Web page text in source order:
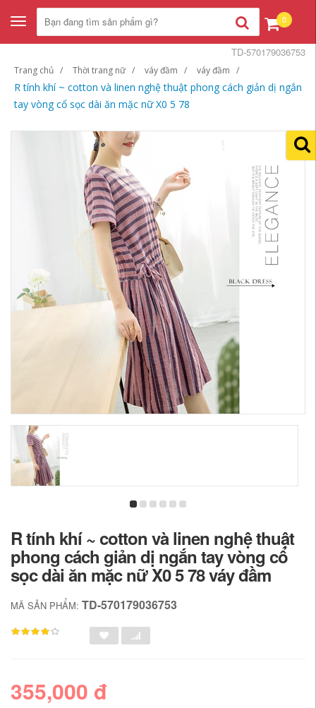
Toggle
navigation
0
Trang chủ Thời trang nữ váy đầm váy đầm
R tính khí ~ cotton và linen nghệ thuật phong cách giản dị ngắn
tay vòng cổ sọc dài ăn mặc nữ X0 5 78
TD-570179036753
R tính khí ~ cotton và linen nghệ thuật
phong cách giản dị ngắn tay vòng cổ
sọc dài ăn mặc nữ X0 5 78 váy đầm
MÃ SẢN PHẨM: TD-570179036753
355,000 đ